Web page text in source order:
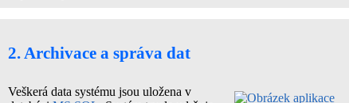
2. Archivace a správa dat
Veškerá data systému jsou uložena v